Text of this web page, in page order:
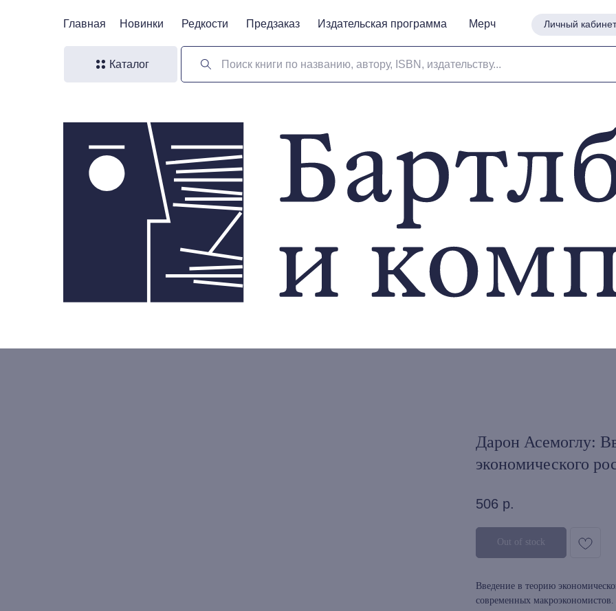
Личный кабинет
Поиск книги по названию, автору, ISBN, издательству...
Новинки Предзаказ Издательская программа Мерч
Редкости
Главная
Каталог
Личный кабинет
Новинки Предзаказ Издательская программа Мерч
Редкости
Главная
Дарон Асемоглу:
экономического
506 р.
Out of stock
Введение в теорию
современных макроэкономистов.